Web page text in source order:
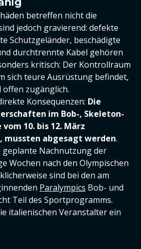
betreffen nicht die
jedoch gravierend: defekte
Schutzgeländer, beschädigte
durchtrennte Kabel gehören
kritisch: Der Kontrollraum
sich teure Ausrüstung befindet,
zugänglich.
Konsequenzen: Die
im Bob-, Skeleton-
10. bis 12. März
abgesagt werden.
geplante Nachnutzung der
Wochen nach den Olympischen
sind bei den am
Paralympics Bob- und
Teil des Sportprogramms.
italienischen Veranstalter ein